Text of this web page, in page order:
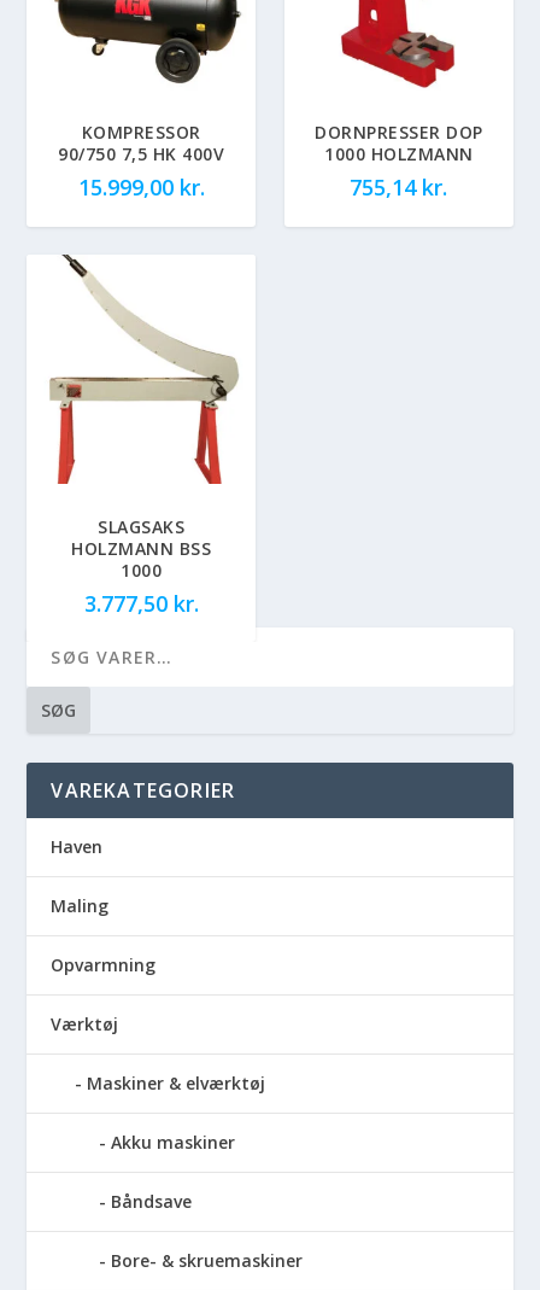
KOMPRESSOR
90/750 7,5 HK 400V
15.999,00 kr.
DORNPRESSER DOP
1000 HOLZMANN
755,14 kr.
SLAGSAKS
HOLZMANN BSS
1000
3.777,50 kr.
SØG
VAREKATEGORIER
Haven
Maling
Opvarmning
Værktøj
Maskiner & elværktøj
Akku maskiner
Båndsave
Bore- & skruemaskiner